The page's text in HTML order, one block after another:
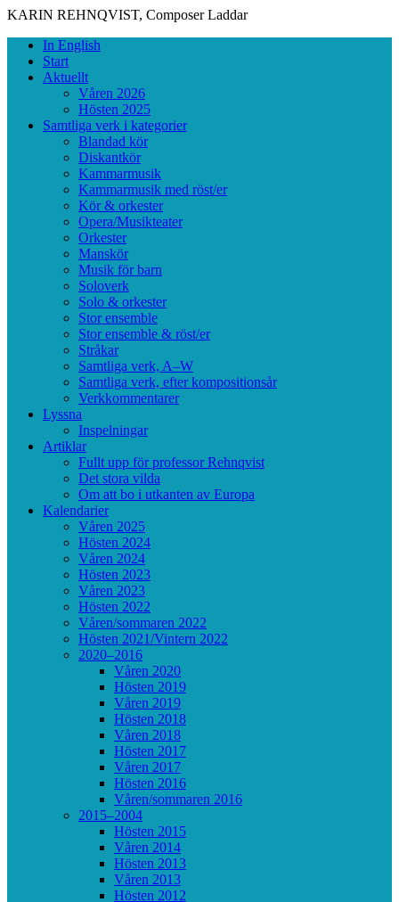
KARIN REHNQVIST, Composer Laddar
Skip
content
Primary
Menu
In English
Start
Aktuellt
Våren 2026
Hösten 2025
Samtliga verk i kategorier
Blandad kör
Diskantkör
Kammarmusik
Kammarmusik med röst/er
Kör & orkester
Opera/Musikteater
Orkester
Manskör
Musik för barn
Soloverk
Solo & orkester
Stor ensemble
Stor ensemble & röst/er
Stråkar
Samtliga verk, A–W
Samtliga verk, efter kompositionsår
Verkkommentarer
Lyssna
Inspelningar
Artiklar
Fullt upp för professor Rehnqvist
Det stora vilda
Om att bo i utkanten av Europa
Kalendarier
Våren 2025
Hösten 2024
Våren 2024
Hösten 2023
Våren 2023
Hösten 2022
Våren/sommaren 2022
Hösten 2021/Vintern 2022
2020–2016
Våren 2020
Hösten 2019
Våren 2019
Hösten 2018
Våren 2018
Hösten 2017
Våren 2017
Hösten 2016
Våren/sommaren 2016
2015–2004
Hösten 2015
Våren 2014
Hösten 2013
Våren 2013
Hösten 2012